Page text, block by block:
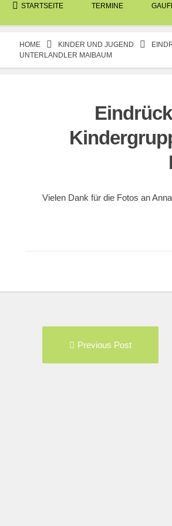
STARTSEITE TERMINE
HOME KINDER UND JUGEND
UNTERLANDLER MAIBAUM
Vielen Dank für die Fotos an
Previous Post